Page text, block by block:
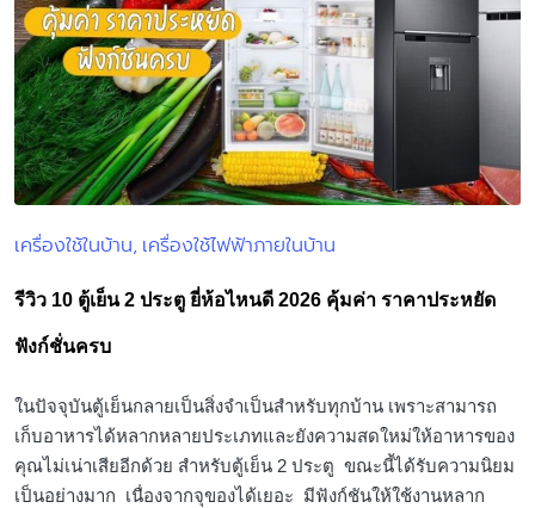
Posted
เครื่องใช้ในบ้าน เครื่องใช้ไฟฟ้าภายในบ้าน
รีวิว 10 ตู้เย็น 2 ประตู ยี่ห้อไหนดี 2026 คุ้มค่า ราคาประหยัด
ฟังก์ชั่นครบ
ในปัจจุบันตู้เย็นกลายเป็นสิ่งจำเป็นสำหรับทุกบ้าน เพราะสามารถ
เก็บอาหารได้หลากหลายประเภทและยังความสดใหม่ให้อาหารของ
คุณไม่เน่าเสียอีกด้วย สำหรับตู้เย็น 2 ประตู ขณะนี้ได้รับความนิยม
เป็นอย่างมาก เนื่องจากจุของได้เยอะ มีฟังก์ชันให้ใช้งานหลาก